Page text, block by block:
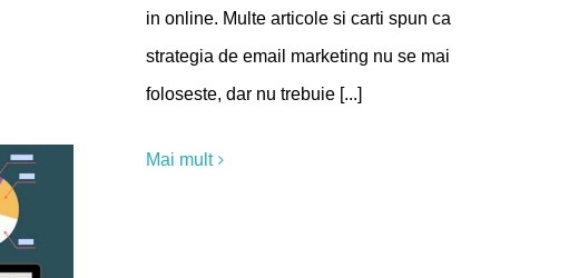
in online. Multe articole si carti spun ca
strategia de email marketing nu se mai
foloseste, dar nu trebuie [...]
Mai mult